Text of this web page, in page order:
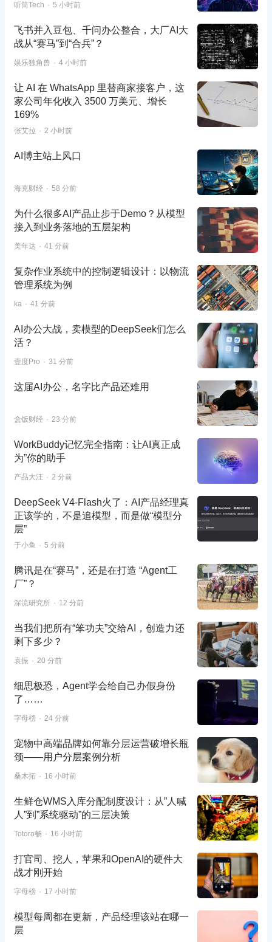
听筒Tech 5 小时前
飞书并入豆包、千问办公整合，大厂AI大
战从“赛马”到“合兵”？
娱乐独角兽 4 小时前
让 AI 在 WhatsApp 里替商家接客户，这
家公司年化收入 3500 万美元、增长
169%
张艾拉 2 小时前
AI博主站上风口
海克财经 58 分前
为什么很多AI产品止步于Demo？从模型
接入到业务落地的五层架构
美年达 41 分前
复杂作业系统中的控制逻辑设计：以物流
管理系统为例
ka 41 分前
AI办公大战，卖模型的DeepSeek们怎么
活？
壹度Pro 31 分前
这届AI办公，名字比产品还难用
盒饭财经 23 分前
WorkBuddy记忆完全指南：让AI真正成
为”你的助手
产品大汪 2 分前
DeepSeek V4-Flash火了：AI产品经理真
正该学的，不是追模型，而是做“模型分
层”
于小鱼 5 分前
腾讯是在“赛马”，还是在打造 “Agent工
厂”？
深流研究所 12 分前
当我们把所有“笨功夫”交给AI，创造力还
剩下多少？
袁振 20 分前
细思极恐，Agent学会给自己办假身份
了……
字母榜 24 分前
宠物中高端品牌如何靠分层运营破增长瓶
颈——用户分层案例分析
桑木拓 16 小时前
生鲜仓WMS入库分配制度设计：从”人喊
人”到”系统驱动”的三层决策
Totoro畅 16 小时前
打官司、挖人，苹果和OpenAI的硬件大
战才刚开始
字母榜 17 小时前
模型每周都在更新，产品经理该站在哪一
层